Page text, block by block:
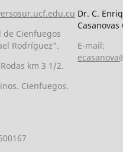
de Cienfuegos
Rodríguez".
km 3 1/2.
Cienfuegos.
Dr. C.
Casanovas
E-mail: